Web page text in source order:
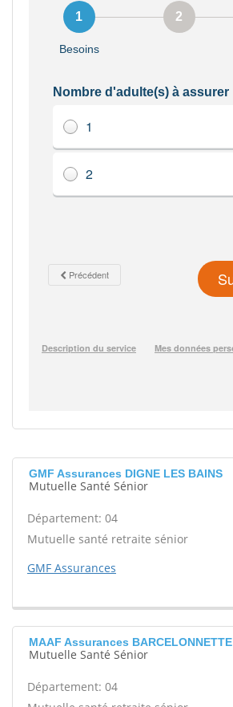
GMF Assurances DIGNE LES BAINS
Mutuelle Santé Sénior
Département: 04
Mutuelle santé retraite sénior
GMF Assurances
MAAF Assurances BARCELONNETTE
Mutuelle Santé Sénior
Département: 04